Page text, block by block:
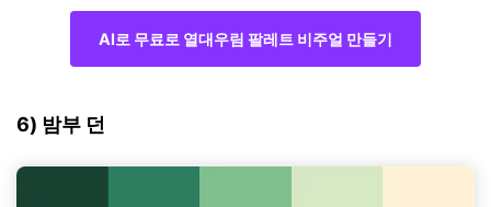
AI로 무료로 열대우림 팔레트 비주얼 만들기
6) 밤부 던